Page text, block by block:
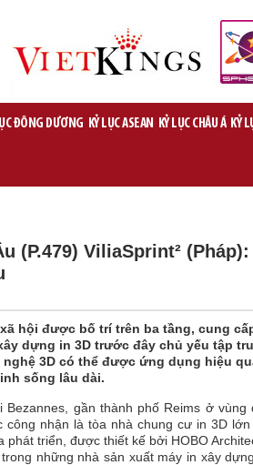
ĐÔNG DƯƠNG KỶ LỤC ASEAN KỶ LỤC CHÂU Á KỶ
(P.479) ViliaSprint² (Pháp):
hội được bố trí trên ba tầng, cung
dựng in 3D trước đây chủ yếu tập
3D có thể được ứng dụng hiệu
sống lâu dài.
gần thành phố Reims ở vùng
nhận là tòa nhà chung cư in 3D lớn
triển, được thiết kế bởi HOBO
những nhà sản xuất máy in xây